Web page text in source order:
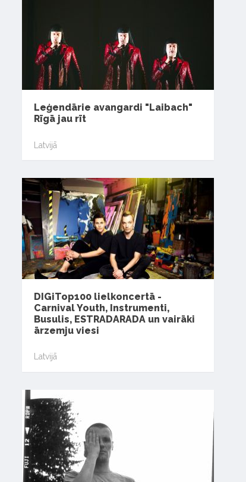
Leģendārie avangardi "Laibach"
Rīgā jau rīt
Latvijā
DIGiTop100 lielkoncertā -
Carnival Youth, Instrumenti,
Busulis, ESTRADARADA un vairāki
ārzemju viesi
Latvijā